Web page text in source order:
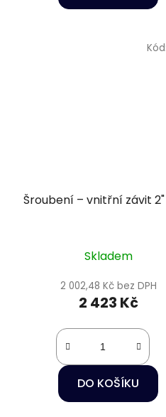
Šroubení – vnitřní závit 2"
Skladem
2 002,48 Kč bez DPH
2 423 Kč
DO KOŠÍKU
Kód: